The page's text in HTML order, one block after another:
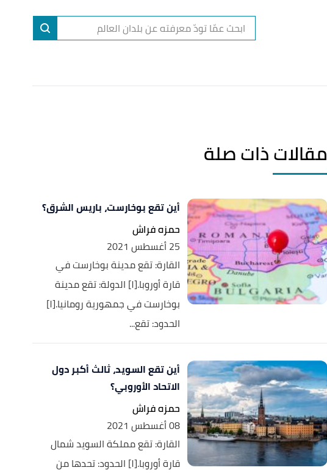
مقالات ذات صلة
أين تقع بوخارست، باريس الشرق؟
حمزه فراش
25 أغسطس 2021
القارة: تقع مدينة بوخارست في
قارة أوروبا.[١] الدولة: تقع مدينة
بوخارست في جمهورية رومانيا.[١]
الحدود: تقع...
أين تقع السويد، ثالث أكبر دول
الاتحاد الأوروبي؟
حمزه فراش
08 أغسطس 2021
القارة: تقع مملكة السويد شمال
قارة أوروبا.[١] الحدود: تحدها من